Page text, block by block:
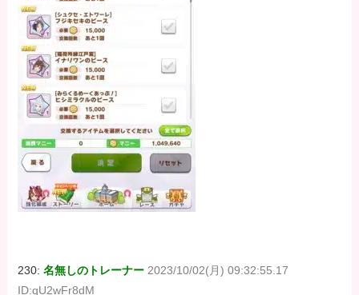
230:名無しのトレーナー 2023/10/02(月) 09:32:55.17
ID:qU2wFr8dM